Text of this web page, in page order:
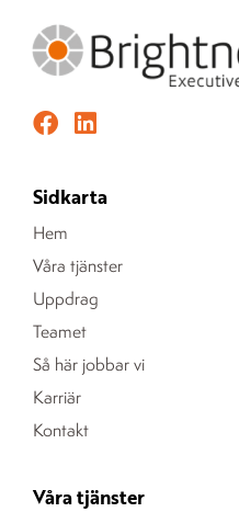
Sidkarta
Hem
Våra tjänster
Uppdrag
Teamet
Så här jobbar vi
Karriär
Kontakt
Våra tjänster